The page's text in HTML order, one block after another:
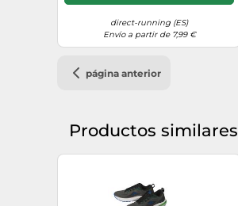
direct-running (ES)
Envío a partir de 7,99 €
página anterior
Productos similares